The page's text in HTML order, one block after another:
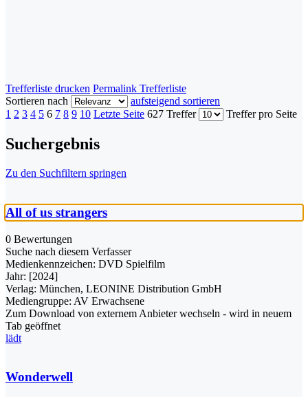
Trefferliste drucken Permalink Trefferliste
Sortieren nach
aufsteigend sortieren
1 2 3 4 5 6 7 8 9 10 Letzte Seite 627 Treffer Treffer pro Seite
Suchergebnis
Zu den Suchfiltern springen
All of us strangers
0 Bewertungen
Suche nach diesem Verfasser
Medienkennzeichen: DVD Spielfilm
Jahr: [2024]
Verlag: München, LEONINE Distribution GmbH
Mediengruppe: AV Erwachsene
Zum Download von externem Anbieter wechseln - wird in neuem
Tab geöffnet
lädt
Wonderwell